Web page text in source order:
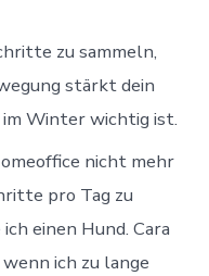
zu sammeln,
stärkt dein
Winter wichtig ist.
nicht mehr
pro Tag zu
einen Hund. Cara
ich zu lange